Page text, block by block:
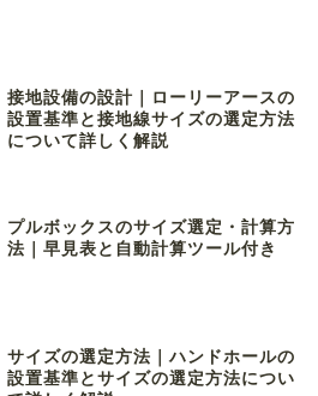
接地設備の設計｜ローリーアースの
設置基準と接地線サイズの選定方法
について詳しく解説
プルボックスのサイズ選定・計算方
法｜早見表と自動計算ツール付き
サイズの選定方法｜ハンドホールの
設置基準とサイズの選定方法につい